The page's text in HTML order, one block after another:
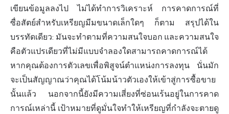
เขียนข้อมูลลงไป ไม่ได้ทำการวิเคราะห์ การคาดการณ์ที่
ซื่อสัตย์สำหรับเหรียญมีมขนาดเล็กใดๆ ก็ตาม สรุปได้ใน
บรรทัดเดียว: มันจะทำตามที่ความสนใจบอก และความสนใจ
คือตัวแปรเดียวที่ไม่มีแบบจำลองใดสามารถคาดการณ์ได้
หากคุณต้องการตัวเลขเพื่อพิสูจน์ตำแหน่งการลงทุน นั่นมัก
จะเป็นสัญญาณว่าคุณได้โน้มน้าวตัวเองให้เข้าสู่การซื้อขาย
นั้นแล้ว นอกจากนี้ยังมีความเสี่ยงที่ซ่อนเร้นอยู่ในการคาด
การณ์เหล่านี้ เป้าหมายที่ดูมั่นใจทำให้เหรียญที่กำลังจะตายดู